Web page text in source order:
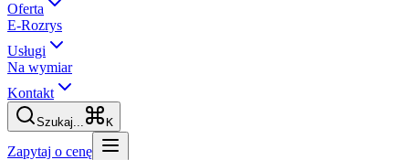
Oferta
E-Rozrys
Usługi
Na wymiar
Kontakt
Szukaj... K
Zapytaj o cenę